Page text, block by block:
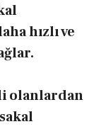
hızlı ve
olanlardan